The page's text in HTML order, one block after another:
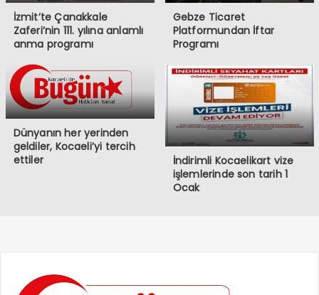
İzmit’te Çanakkale
Zaferi’nin 111. yılına anlamlı
anma programı
Gebze Ticaret
Platformundan İftar
Programı
Dünyanın her yerinden
geldiler, Kocaeli’yi tercih
ettiler
İndirimli Kocaelikart vize
işlemlerinde son tarih 1
Ocak